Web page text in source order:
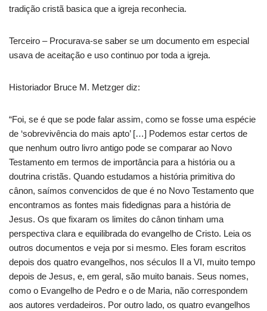
tradição cristã basica que a igreja reconhecia.
Terceiro – Procurava-se saber se um documento em especial
usava de aceitação e uso continuo por toda a igreja.
Historiador Bruce M. Metzger diz:
“Foi, se é que se pode falar assim, como se fosse uma espécie
de ‘sobrevivência do mais apto’ […] Podemos estar certos de
que nenhum outro livro antigo pode se comparar ao Novo
Testamento em termos de importância para a história ou a
doutrina cristãs. Quando estudamos a história primitiva do
cânon, saímos convencidos de que é no Novo Testamento que
encontramos as fontes mais fidedignas para a história de
Jesus. Os que fixaram os limites do cânon tinham uma
perspectiva clara e equilibrada do evangelho de Cristo. Leia os
outros documentos e veja por si mesmo. Eles foram escritos
depois dos quatro evangelhos, nos séculos II a VI, muito tempo
depois de Jesus, e, em geral, são muito banais. Seus nomes,
como o Evangelho de Pedro e o de Maria, não correspondem
aos autores verdadeiros. Por outro lado, os quatro evangelhos